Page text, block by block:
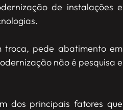
de instalações e
troca, pede abatimento em
não é pesquisa e
dos principais fatores que